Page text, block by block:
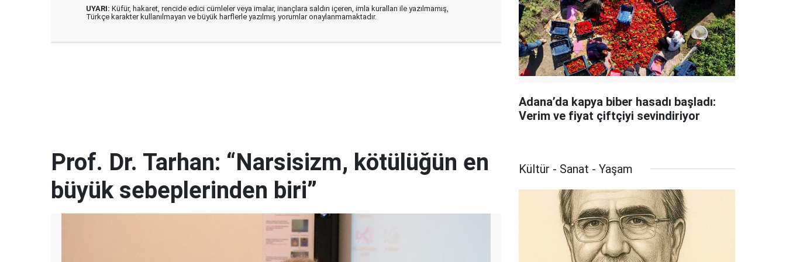
UYARI: Küfür, hakaret, rencide edici cümleler veya imalar, inançlara saldırı içeren, imla kuralları ile yazılmamış,
Türkçe karakter kullanılmayan ve büyük harflerle yazılmış yorumlar onaylanmamaktadır.
Adana’da kapya biber hasadı başladı:
Verim ve fiyat çiftçiyi sevindiriyor
Prof. Dr. Tarhan: “Narsisizm, kötülüğün en
büyük sebeplerinden biri”
Kültür - Sanat - Yaşam